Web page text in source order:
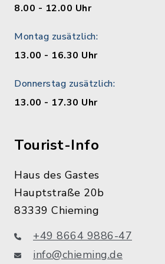
8.00 - 12.00 Uhr
Montag zusätzlich:
13.00 - 16.30 Uhr
Donnerstag zusätzlich:
13.00 - 17.30 Uhr
Tourist-Info
Haus des Gastes
Hauptstraße 20b
83339 Chieming
+49 8664 9886-47
info@chieming.de